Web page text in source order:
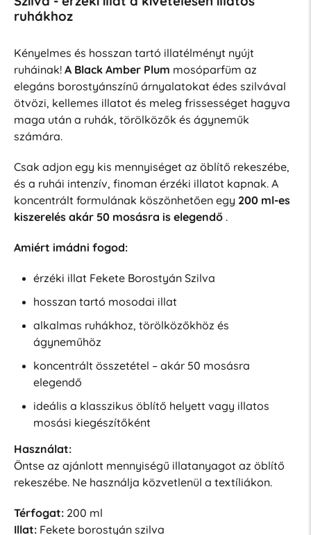
ruhákhoz
Kényelmes és hosszan tartó illatélményt nyújt
ruháinak! A Black Amber Plum mosóparfüm az
elegáns borostyánszínű árnyalatokat édes szilvával
ötvözi, kellemes illatot és meleg frissességet hagyva
maga után a ruhák, törölközők és ágyneműk
számára.
Csak adjon egy kis mennyiséget az öblítő rekeszébe,
és a ruhái intenzív, finoman érzéki illatot kapnak. A
koncentrált formulának köszönhetően egy 200 ml-es
kiszerelés akár 50 mosásra is elegendő.
Amiért imádni fogod:
érzéki illat Fekete Borostyán Szilva
hosszan tartó mosodai illat
alkalmas ruhákhoz, törölközőkhöz és
ágyneműhöz
koncentrált összetétel – akár 50 mosásra
elegendő
ideális a klasszikus öblítő helyett vagy illatos
mosási kiegészítőként
Használat:
Öntse az ajánlott mennyiségű illatanyagot az öblítő
rekeszébe. Ne használja közvetlenül a textíliákon.
Térfogat:200 ml
Illat:Fekete borostyán szilva